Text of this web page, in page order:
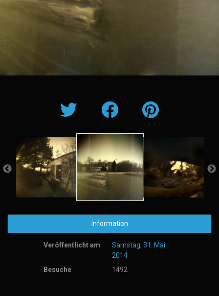
Information
Veröffentlicht am
Samstag, 31. Mai
2014
Besuche
1492